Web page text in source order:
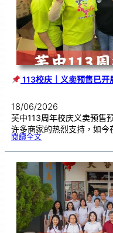
113校庆｜义卖预售已开
18/06/2026
芙中113周年校庆义卖预售
许多商家的热烈支持，如
閱讀全文:
1
校
庆
｜
义
卖
预
售
已
开
展